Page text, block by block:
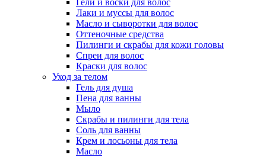
Лаки и муссы для волос
Масло и сыворотки для волос
Оттеночные средства
Пилинги и скрабы для кожи головы
Спреи для волос
Краски для волос
Уход за телом
Гель для душа
Пена для ванны
Мыло
Скрабы и пилинги для тела
Соль для ванны
Крем и лосьоны для тела
Масло